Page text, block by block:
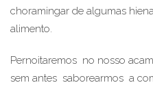
choramingar de algumas
alimento.
Pernoitaremos no nosso
sem antes saborearmos a